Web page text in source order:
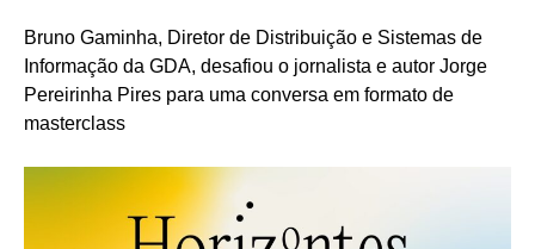
Bruno Gaminha, Diretor de Distribuição e Sistemas de
Informação da GDA, desafiou o jornalista e autor Jorge
Pereirinha Pires para uma conversa em formato de
masterclass